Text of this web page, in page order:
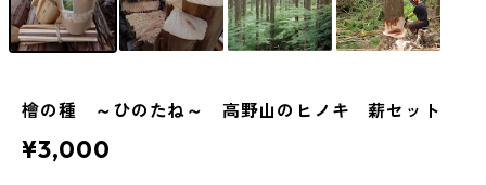
檜の種 ～ひのたね～ 高野山のヒノキ 薪セット
¥3,000